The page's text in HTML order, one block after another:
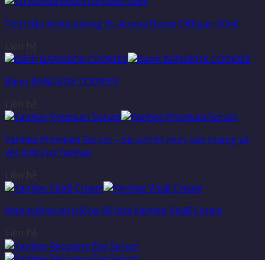
Tinh dầu thơm phòng Yu Aroma Room Diffuser 50ml
Bánh BANGKOK COOKIES
Yanhee Premium Serum – Serum trị mụn, tàn nhang và
vết thâm từ Yanhee
Kem dưỡng da chống lãi hóa Yanhee Vita8 Cream